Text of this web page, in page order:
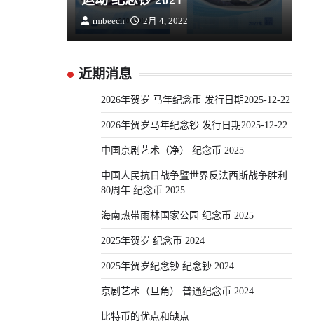
rmbeecn 2月 4, 2022
近期消息
2026年贺岁 马年纪念币 发行日期2025-12-22
2026年贺岁马年纪念钞 发行日期2025-12-22
中国京剧艺术（净） 纪念币 2025
中国人民抗日战争暨世界反法西斯战争胜利
80周年 纪念币 2025
海南热带雨林国家公园 纪念币 2025
2025年贺岁 纪念币 2024
2025年贺岁纪念钞 纪念钞 2024
京剧艺术（旦角） 普通纪念币 2024
比特币的优点和缺点